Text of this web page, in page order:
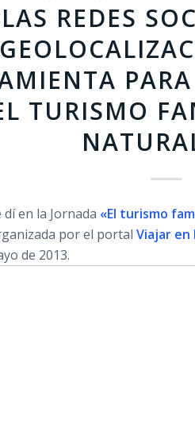
LAS REDES
TURISMO
en la Jornada «El turismo
por el portalViajar en
de 2013.